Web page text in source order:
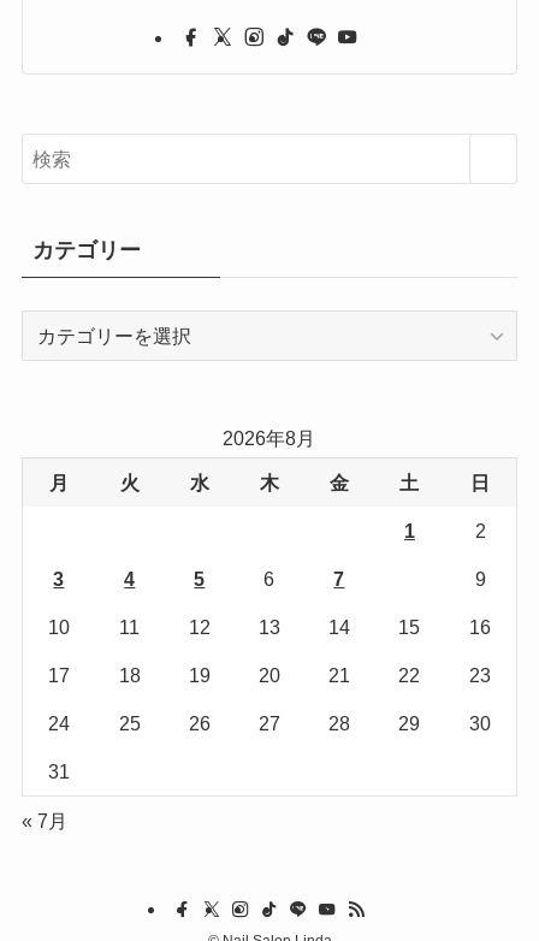
カテゴリー
2026年8月
月 火 水 木 金 土 日
1 2
3 4 5 6 7 9
10 11 12 13 14 15 16
17 18 19 20 21 22 23
24 25 26 27 28 29 30
31
« 7月